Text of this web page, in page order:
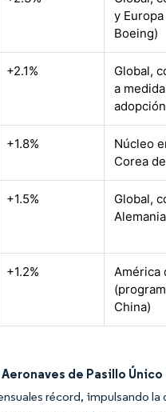
y
Boeing)
+2.1%
Global,
a
+1.8%
Núcleo
Corea
+1.5%
Global,
+1.2%
América
China)
de Pasillo
récord, impulsando